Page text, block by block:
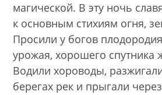
магической. В эту ночь
к основным стихиям огня,
Просили у богов
урожая, хорошего спутника
Водили хороводы,
берегах рек и прыгали